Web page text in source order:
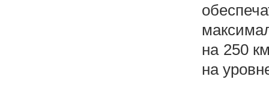
на 250
на